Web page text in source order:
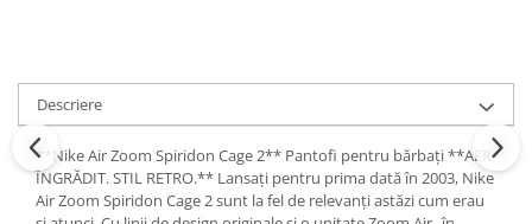
Descriere
**Nike Air Zoom Spiridon Cage 2** Pantofi pentru bărbați **AER
ÎNGRĂDIT. STIL RETRO.** Lansați pentru prima dată în 2003, Nike
Air Zoom Spiridon Cage 2 sunt la fel de relevanți astăzi cum erau